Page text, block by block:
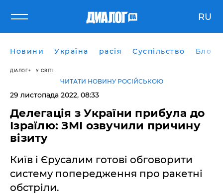
RU
Новини Україна расія Суспільство Блоги
ДІАЛОГ У СВІТІ
ЧИТАТИ НОВИНУ РОСІЙСЬКОЮ
29 листопада 2022, 08:33
Делегація з України прибула до
Ізраїлю: ЗМІ озвучили причину
візиту
Київ і Єрусалим готові обговорити
систему попередження про ракетні
обстріли.